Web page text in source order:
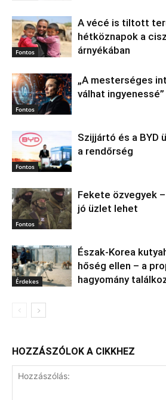
Fontos
A vécé is tiltott
hétköznapok a
árnyékában
Fontos
„A mesterséges
válhat ingyenessé”
Fontos
Szijjártó és a BYD
a rendőrség
Fontos
Fekete özvegyek
jó üzlet lehet
Érdekes
Észak‑Korea
hőség ellen – a
hagyomány
HOZZÁSZÓLOK A CIKKHEZ